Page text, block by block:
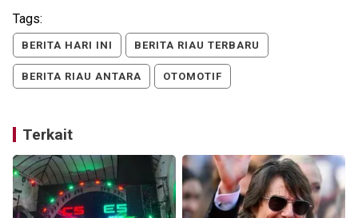
Tags:
BERITA HARI INI BERITA RIAU TERBARU
BERITA RIAU ANTARA OTOMOTIF
Terkait